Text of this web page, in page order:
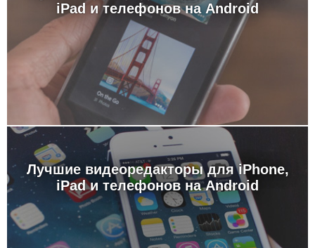
iPad и телефонов на Android
Лучшие видеоредакторы для iPhone,
iPad и телефонов на Android